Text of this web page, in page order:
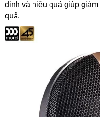
định và hiệu quả giúp
quả.